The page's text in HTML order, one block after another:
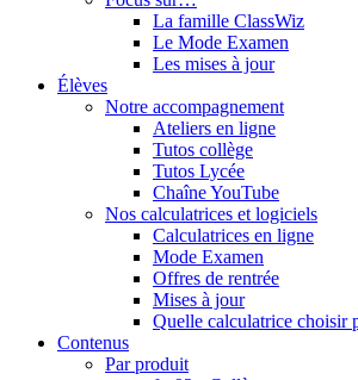
La famille ClassWiz
Le Mode Examen
Les mises à jour
Élèves
Notre accompagnement
Ateliers en ligne
Tutos collège
Tutos Lycée
Chaîne YouTube
Nos calculatrices et logiciels
Calculatrices en ligne
Mode Examen
Offres de rentrée
Mises à jour
Quelle calculatrice choisir
Contenus
Par produit